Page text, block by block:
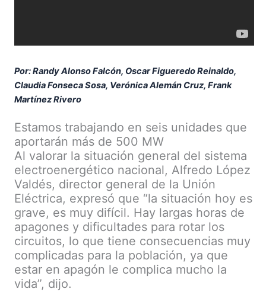
Por: Randy Alonso Falcón, Oscar Figueredo Reinaldo,
Claudia Fonseca Sosa, Verónica Alemán Cruz, Frank
Martínez Rivero
Estamos trabajando en seis unidades que
aportarán más de 500 MW
Al valorar la situación general del sistema
electroenergético nacional, Alfredo López
Valdés, director general de la Unión
Eléctrica, expresó que “la situación hoy es
grave, es muy difícil. Hay largas horas de
apagones y dificultades para rotar los
circuitos, lo que tiene consecuencias muy
complicadas para la población, ya que
estar en apagón le complica mucho la
vida”, dijo.